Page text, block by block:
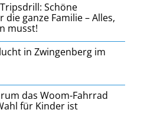
Schöne
ganze Familie – Alles,
musst!
in Zwingenberg im
das Woom-Fahrrad
für Kinder ist